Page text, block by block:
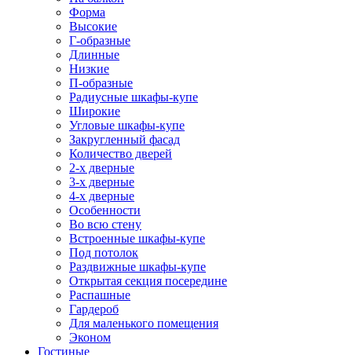
Форма
Высокие
Г-образные
Длинные
Низкие
П-образные
Радиусные шкафы-купе
Широкие
Угловые шкафы-купе
Закругленный фасад
Количество дверей
2-х дверные
3-х дверные
4-х дверные
Особенности
Во всю стену
Встроенные шкафы-купе
Под потолок
Раздвижные шкафы-купе
Открытая секция посередине
Распашные
Гардероб
Для маленького помещения
Эконом
Гостиные